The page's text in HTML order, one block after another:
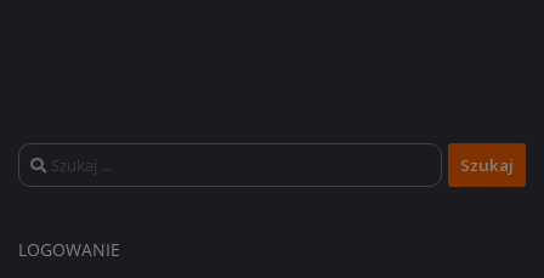
Szukaj:
LOGOWANIE